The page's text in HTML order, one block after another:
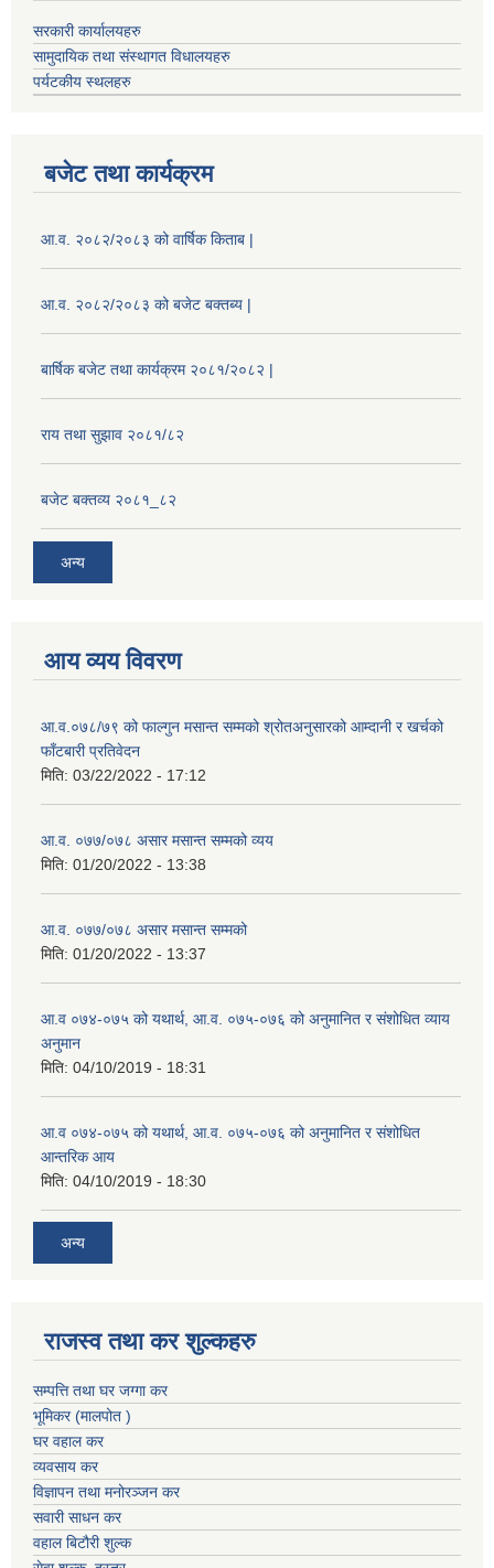
सरकारी कार्यालयहरु
सामुदायिक तथा संस्थागत विधालयहरु
पर्यटकीय स्थलहरु
बजेट तथा कार्यक्रम
आ.व. २०८२/२०८३ को वार्षिक किताब |
आ.व. २०८२/२०८३ को बजेट बक्तब्य |
बार्षिक बजेट तथा कार्यक्रम २०८१/२०८२ |
राय तथा सुझाव २०८१/८२
बजेट बक्तव्य २०८१_८२
अन्य
आय व्यय विवरण
आ.व.०७८/७९ को फाल्गुन मसान्त सम्मको श्रोतअनुसारको आम्दानी र खर्चको
फाँटबारी प्रतिवेदन
मिति: 03/22/2022 - 17:12
आ.व. ०७७/०७८ असार मसान्त सम्मको व्यय
मिति: 01/20/2022 - 13:38
आ.व. ०७७/०७८ असार मसान्त सम्मको
मिति: 01/20/2022 - 13:37
आ.व ०७४-०७५ को यथार्थ, आ.व. ०७५-०७६ को अनुमानित र संशोधित व्याय
अनुमान
मिति: 04/10/2019 - 18:31
आ.व ०७४-०७५ को यथार्थ, आ.व. ०७५-०७६ को अनुमानित र संशोधित
आन्तरिक आय
मिति: 04/10/2019 - 18:30
अन्य
राजस्व तथा कर शुल्कहरु
सम्पत्ति तथा घर जग्गा कर
भूमिकर (मालपोत )
घर वहाल कर
व्यवसाय कर
विज्ञापन तथा मनोरञ्जन कर
सवारी साधन कर
वहाल बिटौरी शुल्क